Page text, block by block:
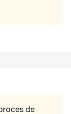
de